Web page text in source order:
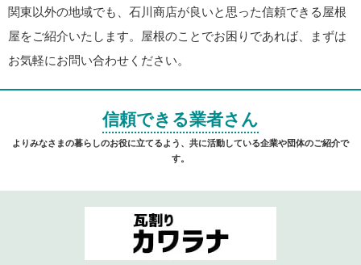
関東以外の地域でも、石川商店が良いと思った信頼できる屋根
屋をご紹介いたします。屋根のことでお困りであれば、まずは
お気軽にお問い合わせください。
信頼できる業者さん
よりみなさまの暮らしのお役に立てるよう、共に活動している企業や団体のご紹介で
す。